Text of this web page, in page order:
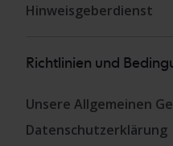
Hinweisgeberdienst
Richtlinien und
Unsere Allgemeinen
Datenschutzerklärung